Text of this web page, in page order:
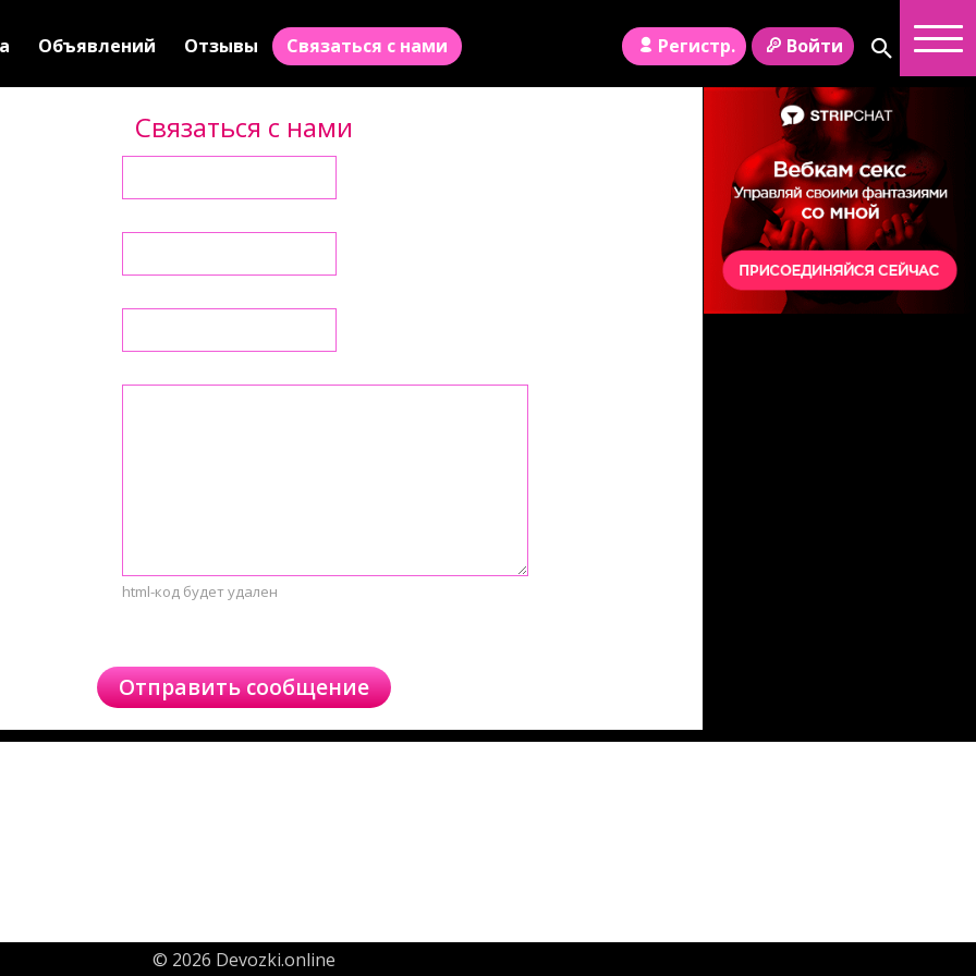
Объявлений Отзывы Связаться с нами Регистр. Войти
Связаться с нами
html-код будет удален
© 2026 Devozki.online